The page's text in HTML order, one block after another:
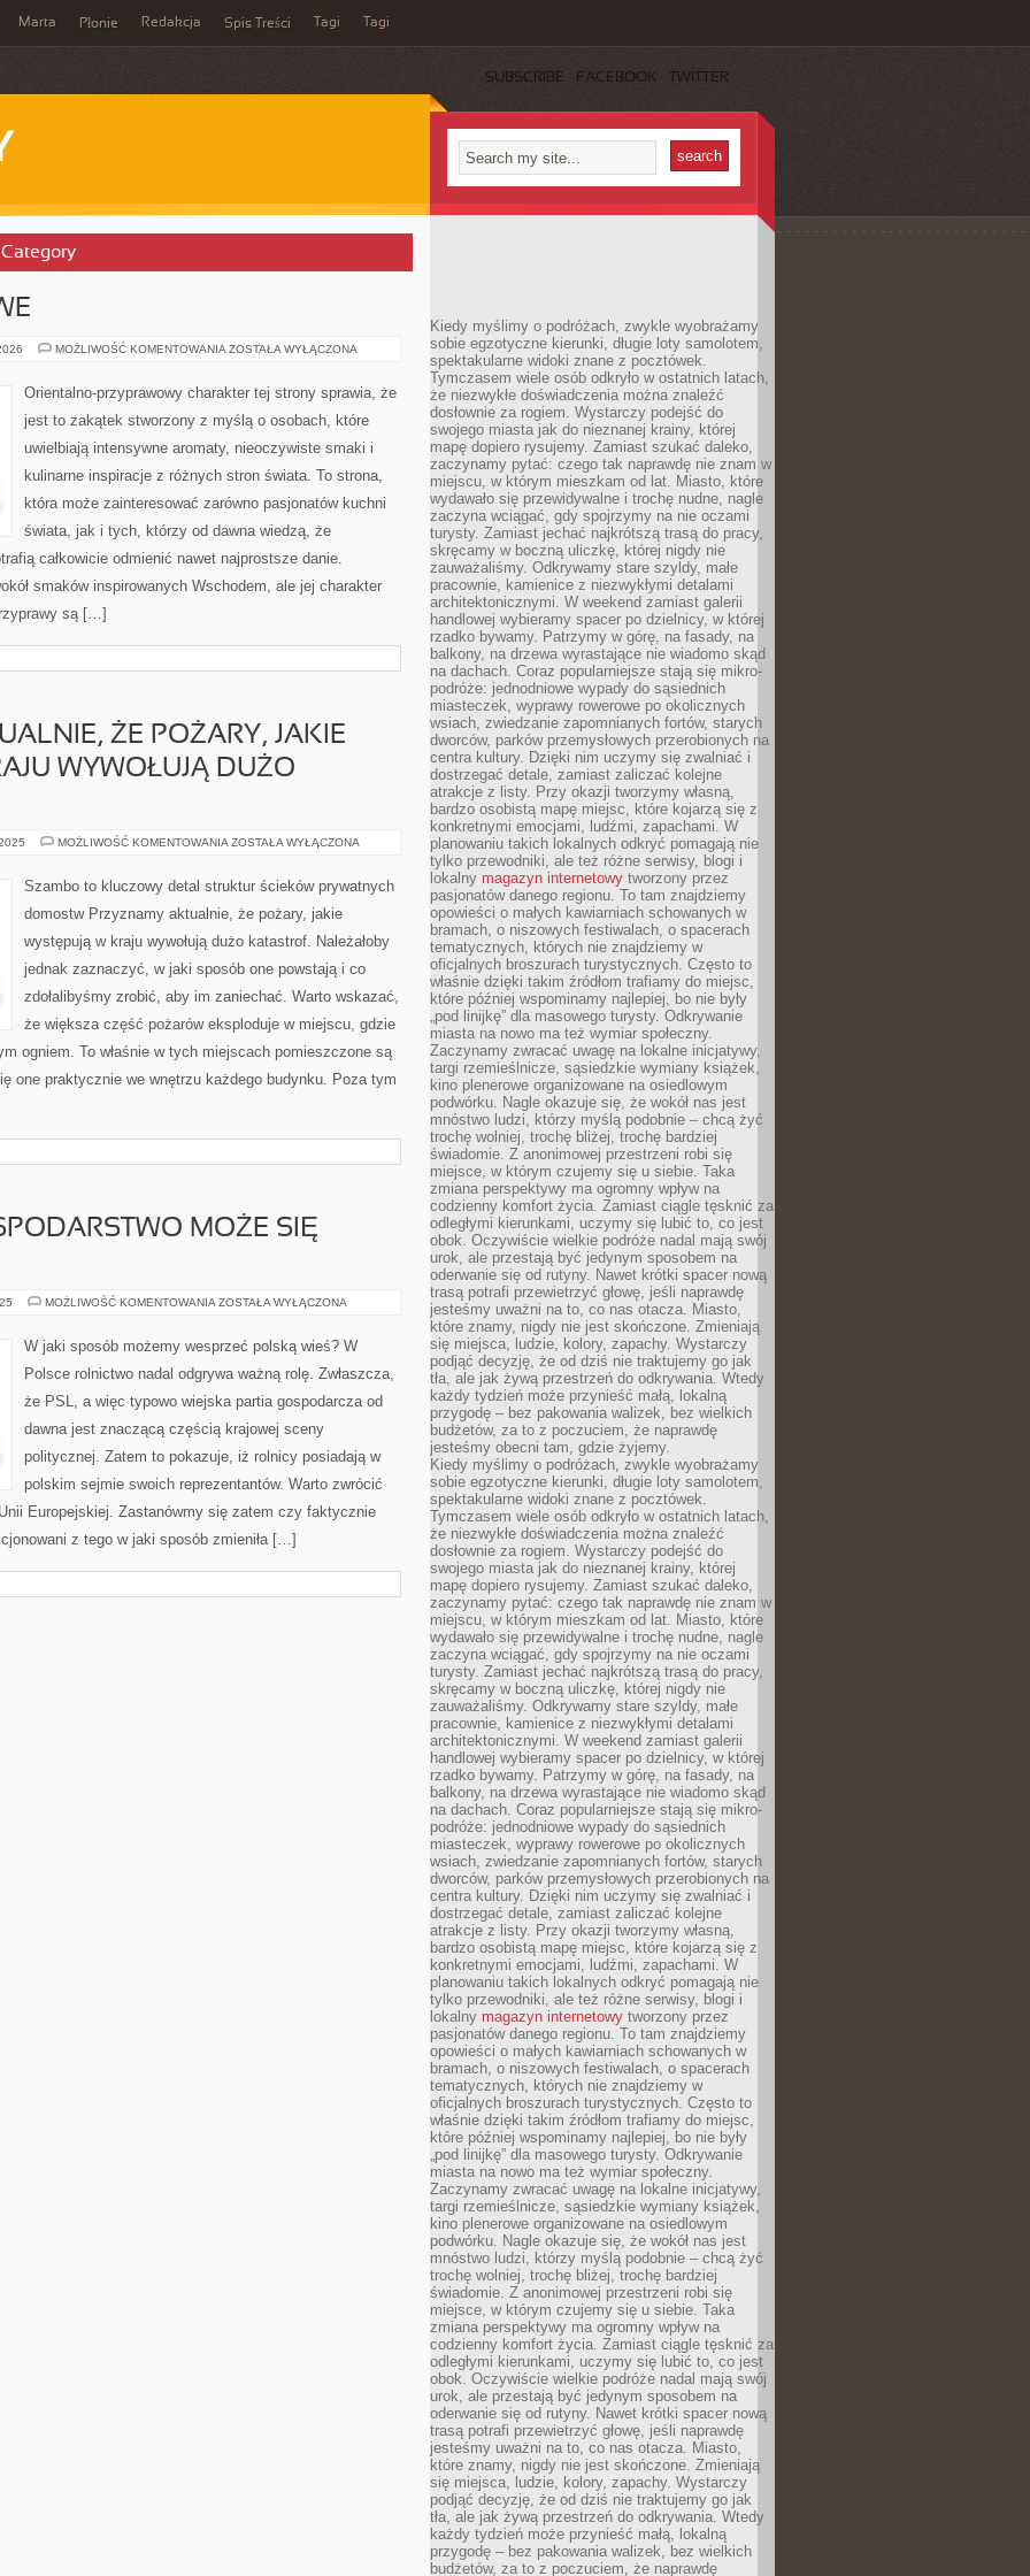
Marta Płonie Redakcja Spis Treści Tagi Tagi
SUBSCRIBE FACEBOOK TWITTER
MOŻLIWOŚĆ KOMENTOWANIA ZAPACHY
ZOSTAŁA WYŁĄCZONA
Orientalno-przyprawowy charakter tej strony sprawia, że
jest to zakątek stworzony z myślą o osobach, które
uwielbiają intensywne aromaty, nieoczywiste smaki i
kulinarne inspiracje z różnych stron świata. To strona,
która może zainteresować zarówno pasjonatów kuchni
świata, jak i tych, którzy od dawna wiedzą, że
całkowicie odmienić nawet najprostsze danie.
smaków inspirowanych Wschodem, ale jej charakter
są […]
ŻE POŻARY, JAKIE
WYWOŁUJĄ DUŻO
MOŻLIWOŚĆ KOMENTOWANIA PRZYZNAMY
POŻARY,
JAKIE
W
WYWOŁUJĄ
NIESZCZĘŚĆ
ZOSTAŁA WYŁĄCZONA
Szambo to kluczowy detal struktur ścieków prywatnych
domostw Przyznamy aktualnie, że pożary, jakie
występują w kraju wywołują dużo katastrof. Należałoby
jednak zaznaczyć, w jaki sposób one powstają i co
zdołalibyśmy zrobić, aby im zaniechać. Warto wskazać,
że większa część pożarów eksploduje w miejscu, gdzie
ogniem. To właśnie w tych miejscach pomieszczone są
one praktycznie we wnętrzu każdego budynku. Poza tym
MOŻE SIĘ
MOŻLIWOŚĆ KOMENTOWANIA CZY
MOŻE
SIĘ
ZOSTAŁA WYŁĄCZONA
W jaki sposób możemy wesprzeć polską wieś? W
Polsce rolnictwo nadal odgrywa ważną rolę. Zwłaszcza,
że PSL, a więc typowo wiejska partia gospodarcza od
dawna jest znaczącą częścią krajowej sceny
politycznej. Zatem to pokazuje, iż rolnicy posiadają w
polskim sejmie swoich reprezentantów. Warto zwrócić
Europejskiej. Zastanówmy się zatem czy faktycznie
z tego w jaki sposób zmieniła […]
Kiedy myślimy o podróżach, zwykle wyobrażamy
sobie egzotyczne kierunki, długie loty samolotem,
spektakularne widoki znane z pocztówek.
Tymczasem wiele osób odkryło w ostatnich latach,
że niezwykłe doświadczenia można znaleźć
dosłownie za rogiem. Wystarczy podejść do
swojego miasta jak do nieznanej krainy, której
mapę dopiero rysujemy. Zamiast szukać daleko,
zaczynamy pytać: czego tak naprawdę nie znam w
miejscu, w którym mieszkam od lat. Miasto, które
wydawało się przewidywalne i trochę nudne, nagle
zaczyna wciągać, gdy spojrzymy na nie oczami
turysty. Zamiast jechać najkrótszą trasą do pracy,
skręcamy w boczną uliczkę, której nigdy nie
zauważaliśmy. Odkrywamy stare szyldy, małe
pracownie, kamienice z niezwykłymi detalami
architektonicznymi. W weekend zamiast galerii
handlowej wybieramy spacer po dzielnicy, w której
rzadko bywamy. Patrzymy w górę, na fasady, na
balkony, na drzewa wyrastające nie wiadomo skąd
na dachach. Coraz popularniejsze stają się mikro-
podróże: jednodniowe wypady do sąsiednich
miasteczek, wyprawy rowerowe po okolicznych
wsiach, zwiedzanie zapomnianych fortów, starych
dworców, parków przemysłowych przerobionych na
centra kultury. Dzięki nim uczymy się zwalniać i
dostrzegać detale, zamiast zaliczać kolejne
atrakcje z listy. Przy okazji tworzymy własną,
bardzo osobistą mapę miejsc, które kojarzą się z
konkretnymi emocjami, ludźmi, zapachami. W
planowaniu takich lokalnych odkryć pomagają nie
tylko przewodniki, ale też różne serwisy, blogi i
lokalny magazyn internetowy tworzony przez
pasjonatów danego regionu. To tam znajdziemy
opowieści o małych kawiarniach schowanych w
bramach, o niszowych festiwalach, o spacerach
tematycznych, których nie znajdziemy w
oficjalnych broszurach turystycznych. Często to
właśnie dzięki takim źródłom trafiamy do miejsc,
które później wspominamy najlepiej, bo nie były
„pod linijkę” dla masowego turysty. Odkrywanie
miasta na nowo ma też wymiar społeczny.
Zaczynamy zwracać uwagę na lokalne inicjatywy,
targi rzemieślnicze, sąsiedzkie wymiany książek,
kino plenerowe organizowane na osiedlowym
podwórku. Nagle okazuje się, że wokół nas jest
mnóstwo ludzi, którzy myślą podobnie – chcą żyć
trochę wolniej, trochę bliżej, trochę bardziej
świadomie. Z anonimowej przestrzeni robi się
miejsce, w którym czujemy się u siebie. Taka
zmiana perspektywy ma ogromny wpływ na
codzienny komfort życia. Zamiast ciągle tęsknić za
odległymi kierunkami, uczymy się lubić to, co jest
obok. Oczywiście wielkie podróże nadal mają swój
urok, ale przestają być jedynym sposobem na
oderwanie się od rutyny. Nawet krótki spacer nową
trasą potrafi przewietrzyć głowę, jeśli naprawdę
jesteśmy uważni na to, co nas otacza. Miasto,
które znamy, nigdy nie jest skończone. Zmieniają
się miejsca, ludzie, kolory, zapachy. Wystarczy
podjąć decyzję, że od dziś nie traktujemy go jak
tła, ale jak żywą przestrzeń do odkrywania. Wtedy
każdy tydzień może przynieść małą, lokalną
przygodę – bez pakowania walizek, bez wielkich
budżetów, za to z poczuciem, że naprawdę
jesteśmy obecni tam, gdzie żyjemy.
Kiedy myślimy o podróżach, zwykle wyobrażamy
sobie egzotyczne kierunki, długie loty samolotem,
spektakularne widoki znane z pocztówek.
Tymczasem wiele osób odkryło w ostatnich latach,
że niezwykłe doświadczenia można znaleźć
dosłownie za rogiem. Wystarczy podejść do
swojego miasta jak do nieznanej krainy, której
mapę dopiero rysujemy. Zamiast szukać daleko,
zaczynamy pytać: czego tak naprawdę nie znam w
miejscu, w którym mieszkam od lat. Miasto, które
wydawało się przewidywalne i trochę nudne, nagle
zaczyna wciągać, gdy spojrzymy na nie oczami
turysty. Zamiast jechać najkrótszą trasą do pracy,
skręcamy w boczną uliczkę, której nigdy nie
zauważaliśmy. Odkrywamy stare szyldy, małe
pracownie, kamienice z niezwykłymi detalami
architektonicznymi. W weekend zamiast galerii
handlowej wybieramy spacer po dzielnicy, w której
rzadko bywamy. Patrzymy w górę, na fasady, na
balkony, na drzewa wyrastające nie wiadomo skąd
na dachach. Coraz popularniejsze stają się mikro-
podróże: jednodniowe wypady do sąsiednich
miasteczek, wyprawy rowerowe po okolicznych
wsiach, zwiedzanie zapomnianych fortów, starych
dworców, parków przemysłowych przerobionych na
centra kultury. Dzięki nim uczymy się zwalniać i
dostrzegać detale, zamiast zaliczać kolejne
atrakcje z listy. Przy okazji tworzymy własną,
bardzo osobistą mapę miejsc, które kojarzą się z
konkretnymi emocjami, ludźmi, zapachami. W
planowaniu takich lokalnych odkryć pomagają nie
tylko przewodniki, ale też różne serwisy, blogi i
lokalny magazyn internetowy tworzony przez
pasjonatów danego regionu. To tam znajdziemy
opowieści o małych kawiarniach schowanych w
bramach, o niszowych festiwalach, o spacerach
tematycznych, których nie znajdziemy w
oficjalnych broszurach turystycznych. Często to
właśnie dzięki takim źródłom trafiamy do miejsc,
które później wspominamy najlepiej, bo nie były
„pod linijkę” dla masowego turysty. Odkrywanie
miasta na nowo ma też wymiar społeczny.
Zaczynamy zwracać uwagę na lokalne inicjatywy,
targi rzemieślnicze, sąsiedzkie wymiany książek,
kino plenerowe organizowane na osiedlowym
podwórku. Nagle okazuje się, że wokół nas jest
mnóstwo ludzi, którzy myślą podobnie – chcą żyć
trochę wolniej, trochę bliżej, trochę bardziej
świadomie. Z anonimowej przestrzeni robi się
miejsce, w którym czujemy się u siebie. Taka
zmiana perspektywy ma ogromny wpływ na
codzienny komfort życia. Zamiast ciągle tęsknić za
odległymi kierunkami, uczymy się lubić to, co jest
obok. Oczywiście wielkie podróże nadal mają swój
urok, ale przestają być jedynym sposobem na
oderwanie się od rutyny. Nawet krótki spacer nową
trasą potrafi przewietrzyć głowę, jeśli naprawdę
jesteśmy uważni na to, co nas otacza. Miasto,
które znamy, nigdy nie jest skończone. Zmieniają
się miejsca, ludzie, kolory, zapachy. Wystarczy
podjąć decyzję, że od dziś nie traktujemy go jak
tła, ale jak żywą przestrzeń do odkrywania. Wtedy
każdy tydzień może przynieść małą, lokalną
przygodę – bez pakowania walizek, bez wielkich
budżetów, za to z poczuciem, że naprawdę